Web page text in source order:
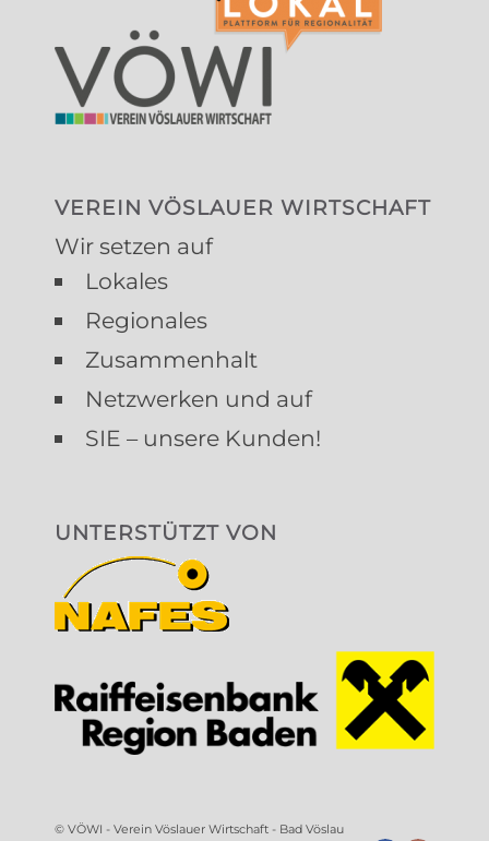
VEREIN VÖSLAUER WIRTSCHAFT
Wir setzen auf
Lokales
Regionales
Zusammenhalt
Netzwerken und auf
SIE – unsere Kunden!
UNTERSTÜTZT VON
© VÖWI - Verein Vöslauer Wirtschaft - Bad Vöslau